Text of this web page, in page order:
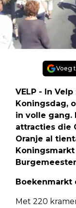
Voeg
VELP - In
Koningsdag,
in volle gang.
attracties die
Oranje al
Boekenmarkt
Met 220